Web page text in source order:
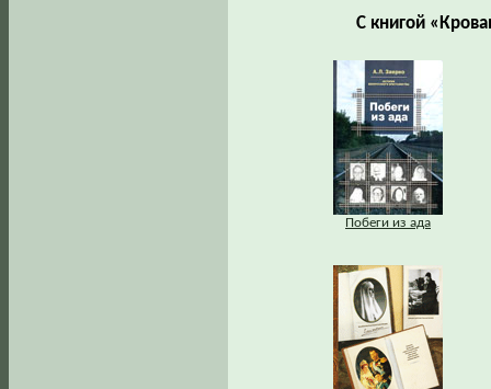
С книгой
Побеги из ада